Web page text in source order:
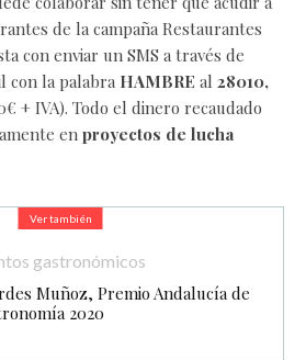
de la campaña Restaurantes
con enviar un SMS a través de
con la palabra HAMBRE al 28010,
+ IVA). Todo el dinero recaudado
en proyectos de lucha
Ver también
gastronómicos
Muñoz, Premio Andalucía de
2020